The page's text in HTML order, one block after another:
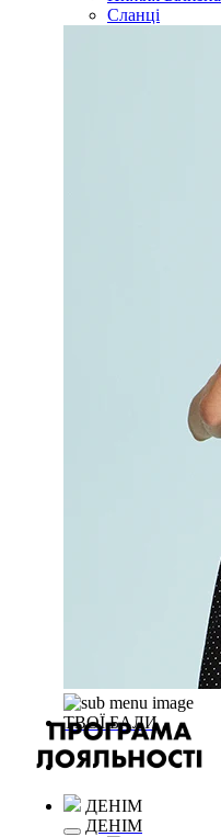
Сланці
ТВОЇ БАЛИ
ДЕНІМ
ДЕНІМ